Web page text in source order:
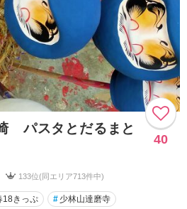
パスタとだるまと
40
133位(同エリア713件中)
18きっぷ # 少林山達磨寺